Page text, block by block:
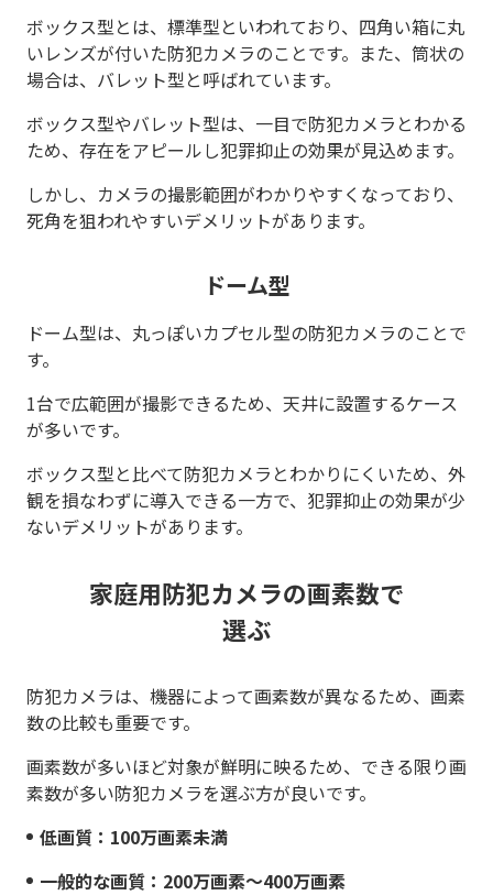
ボックス型とは、標準型といわれており、四角い箱に丸
いレンズが付いた防犯カメラのことです。また、筒状の
場合は、バレット型と呼ばれています。
ボックス型やバレット型は、一目で防犯カメラとわかる
ため、存在をアピールし犯罪抑止の効果が見込めます。
しかし、カメラの撮影範囲がわかりやすくなっており、
死角を狙われやすいデメリットがあります。
ドーム型
ドーム型は、丸っぽいカプセル型の防犯カメラのことで
す。
1台で広範囲が撮影できるため、天井に設置するケース
が多いです。
ボックス型と比べて防犯カメラとわかりにくいため、外
観を損なわずに導入できる一方で、犯罪抑止の効果が少
ないデメリットがあります。
家庭用防犯カメラの画素数で
選ぶ
防犯カメラは、機器によって画素数が異なるため、画素
数の比較も重要です。
画素数が多いほど対象が鮮明に映るため、できる限り画
素数が多い防犯カメラを選ぶ方が良いです。
低画質：100万画素未満
一般的な画質：200万画素～400万画素